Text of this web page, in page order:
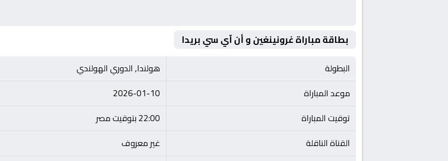
بطاقة مباراة غرونينغين و أن آي سي بريدا
البطولة
هولندا, الدوري الهولندي
موعد المباراة
2026-01-10
توقيت المباراة
22:00 بتوقيت مصر
القناة الناقلة
غير معروف